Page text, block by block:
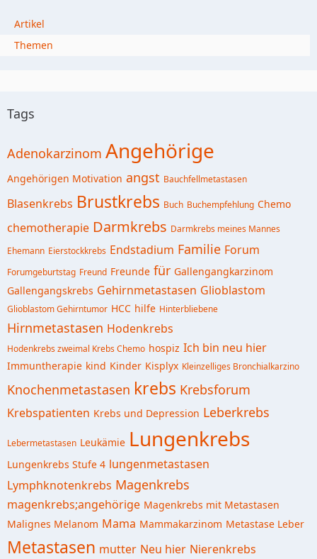
Artikel
Themen
Tags
Adenokarzinom Angehörige
Angehörigen Motivation angst Bauchfellmetastasen
Blasenkrebs Brustkrebs Buch Buchempfehlung Chemo
chemotherapie Darmkrebs Darmkrebs meines Mannes
Ehemann Eierstockkrebs Endstadium Familie Forum
Forumgeburtstag Freund Freunde für Gallengangkarzinom
Gallengangskrebs Gehirnmetastasen Glioblastom
Glioblastom Gehirntumor HCC hilfe Hinterbliebene
Hirnmetastasen Hodenkrebs
Hodenkrebs zweimal Krebs Chemo hospiz Ich bin neu hier
Immuntherapie kind Kinder Kisplyx Kleinzelliges Bronchialkarzino
Knochenmetastasen krebs Krebsforum
Krebspatienten Krebs und Depression Leberkrebs
Lebermetastasen Leukämie Lungenkrebs
Lungenkrebs Stufe 4 lungenmetastasen
Lymphknotenkrebs Magenkrebs
magenkrebs;angehörige Magenkrebs mit Metastasen
Malignes Melanom Mama Mammakarzinom Metastase Leber
Metastasen mutter Neu hier Nierenkrebs